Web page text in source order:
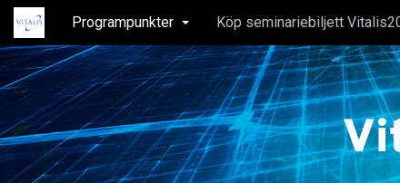
Programpunkter Köp seminariebiljett